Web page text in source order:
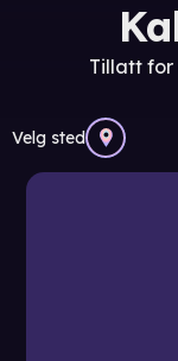
Tillatt for
Velg sted